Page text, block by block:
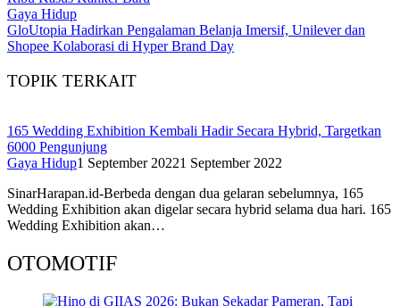
Gaya Hidup
GloUtopia Hadirkan Pengalaman Belanja Imersif, Unilever dan
Shopee Kolaborasi di Hyper Brand Day
TOPIK TERKAIT
165 Wedding Exhibition Kembali Hadir Secara Hybrid, Targetkan
6000 Pengunjung
Gaya Hidup1 September 20221 September 2022
SinarHarapan.id-Berbeda dengan dua gelaran sebelumnya, 165
Wedding Exhibition akan digelar secara hybrid selama dua hari. 165
Wedding Exhibition akan…
OTOMOTIF